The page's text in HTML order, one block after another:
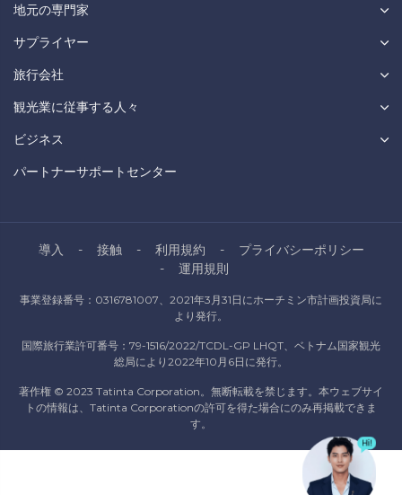
地元の専門家
サプライヤー
旅行会社
観光業に従事する人々
ビジネス
パートナーサポートセンター
導入 接触 利用規約
プライバシーポリシー
運用規則
事業登録番号：0316781007、2021年3月31日にホーチミン市計画投資局に
より発行。
国際旅行業許可番号：79-1516/2022/TCDL-GP LHQT、ベトナム国家観光
総局により2022年10月6日に発行。
著作権 © 2023 Tatinta Corporation。無断転載を禁じます。本ウェブサイ
トの情報は、Tatinta Corporationの許可を得た場合にのみ再掲載できま
す。